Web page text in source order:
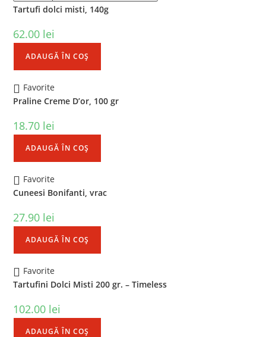
Tartufi dolci misti, 140g
62.00 lei
ADAUGĂ ÎN COȘ
Favorite
Praline Creme D’or, 100 gr
18.70 lei
ADAUGĂ ÎN COȘ
Favorite
Cuneesi Bonifanti, vrac
27.90 lei
ADAUGĂ ÎN COȘ
Favorite
Tartufini Dolci Misti 200 gr. – Timeless
102.00 lei
ADAUGĂ ÎN COȘ